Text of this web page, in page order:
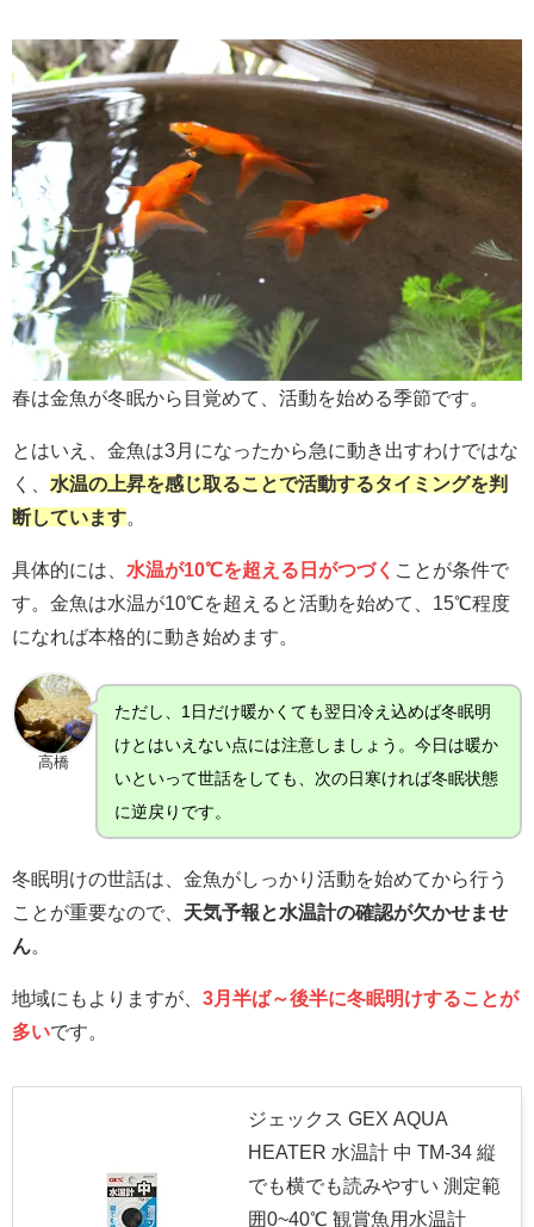
春は金魚が冬眠から目覚めて、活動を始める季節です。
とはいえ、金魚は3月になったから急に動き出すわけではな
く、 水温の上昇を感じ取ることで活動するタイミングを判
断しています
具体的には、 水温が10℃を超える日がつづく ことが条件で
す。金魚は水温が10℃を超えると活動を始めて、15℃程度
になれば本格的に動き始めます。
高橋
ただし、1日だけ暖かくても翌日冷え込めば冬眠明
けとはいえない点には注意しましょう。今日は暖か
いといって世話をしても、次の日寒ければ冬眠状態
に逆戻りです。
冬眠明けの世話は、金魚がしっかり活動を始めてから行う
ことが重要なので、 天気予報と水温計の確認が欠かせませ
ん。
地域にもよりますが、 3月半ば～後半に冬眠明けすることが
多いです。
ジェックス GEX AQUA
HEATER 水温計 中 TM-34 縦
でも横でも読みやすい 測定範
囲0~40℃ 観賞魚用水温計